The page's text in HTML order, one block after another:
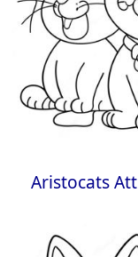
Aristocats